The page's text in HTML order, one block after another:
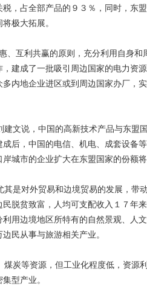
，占全部产品的９３％，同时，东
极大拓展。
、互利共赢的原则，充分利用自身和
建成了一批吸引周边国家的电力资
内地企业进区或到周边国家办厂，
文说，中国的高新技术产品与东盟
后，中国的电信、机电、成套设备
城市的企业扩大在东盟国家的份额将
是对外贸易和边境贸易的发展，带
脱贫致富，人均可支配收入１７年
用边境地区所特有的自然景观、人
边民从事与旅游相关产业。
炭等资源，但工业化程度低，资源
集型产业。